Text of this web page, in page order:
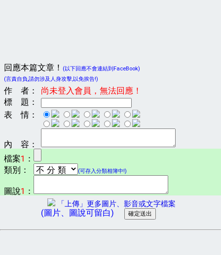
回應本篇文章！
(以下回應不會連結到FaceBook)
(言責自負,請勿涉及人身攻擊,以免挨告!)
作 者：
尚未登入會員，無法回應！
標 題：
表 情：
內 容：
檔案1 ：
類別：
(可存入分類相簿中!)
圖說1 ：
「上傳」更多圖片、影音或文字檔案
(圖片、圖說可留白)